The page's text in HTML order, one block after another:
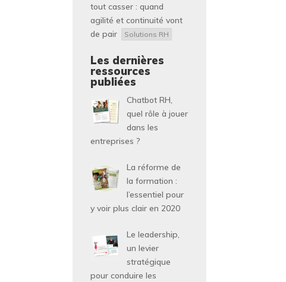
tout casser : quand
agilité et continuité vont
de pair
Solutions RH
Les dernières
ressources
publiées
Chatbot RH,
quel rôle à jouer
dans les
entreprises ?
La réforme de
la formation :
l’essentiel pour
y voir plus clair en 2020
Le leadership,
un levier
stratégique
pour conduire les